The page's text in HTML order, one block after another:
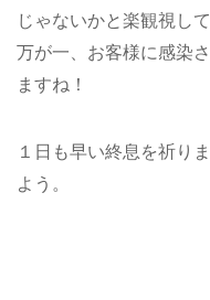
じゃないかと楽観視し
万が一、お客様に感染
ますね！
１日も早い終息を祈り
よう。